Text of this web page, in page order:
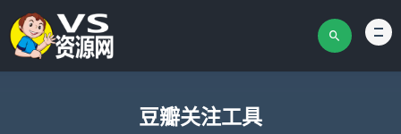
豆瓣关注工具